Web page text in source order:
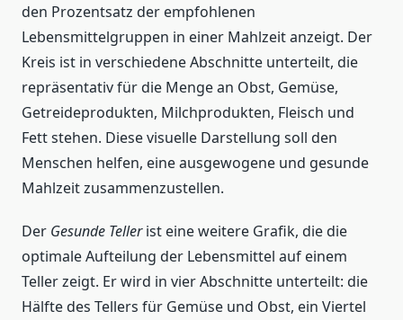
den Prozentsatz der empfohlenen
Lebensmittelgruppen in einer Mahlzeit anzeigt. Der
Kreis ist in verschiedene Abschnitte unterteilt, die
repräsentativ für die Menge an Obst, Gemüse,
Getreideprodukten, Milchprodukten, Fleisch und
Fett stehen. Diese visuelle Darstellung soll den
Menschen helfen, eine ausgewogene und gesunde
Mahlzeit zusammenzustellen.
Der Gesunde Tellerist eine weitere Grafik, die die
optimale Aufteilung der Lebensmittel auf einem
Teller zeigt. Er wird in vier Abschnitte unterteilt: die
Hälfte des Tellers für Gemüse und Obst, ein Viertel